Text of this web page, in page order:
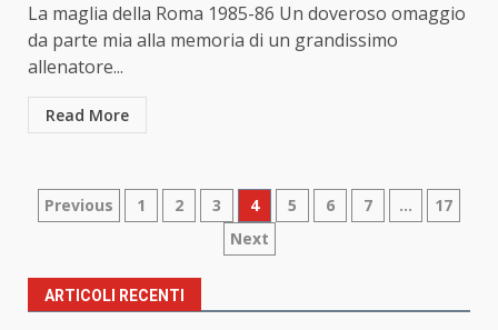
La maglia della Roma 1985-86 Un doveroso omaggio
da parte mia alla memoria di un grandissimo
allenatore...
Read More
Paginazione
articoli
Previous 1 2 3 4 5 6 7 …
17
Next
ARTICOLI RECENTI